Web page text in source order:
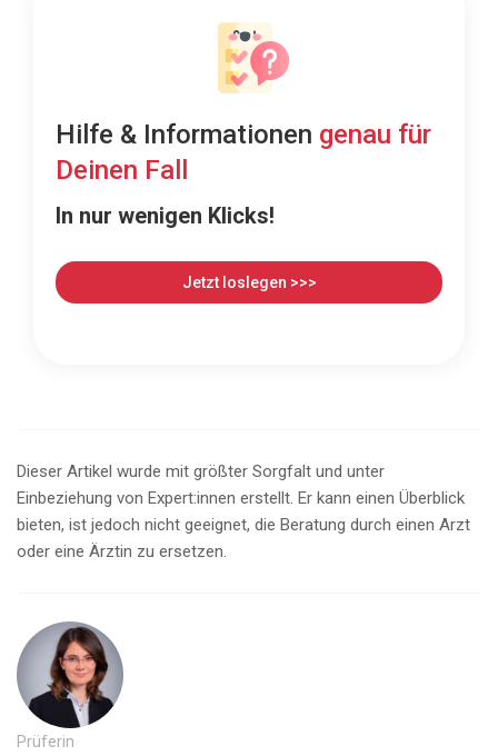
Hilfe & Informationen genau für
Deinen Fall
In nur wenigen Klicks!
Jetzt loslegen >>>
Dieser Artikel wurde mit größter Sorgfalt und unter
Einbeziehung von Expert:innen erstellt. Er kann einen Überblick
bieten, ist jedoch nicht geeignet, die Beratung durch einen Arzt
oder eine Ärztin zu ersetzen.
Prüferin